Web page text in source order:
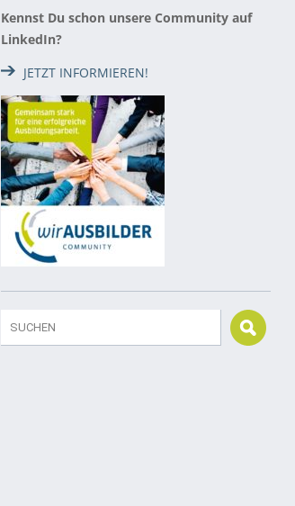
Kennst Du schon unsere Community auf
LinkedIn?
JETZT INFORMIEREN!